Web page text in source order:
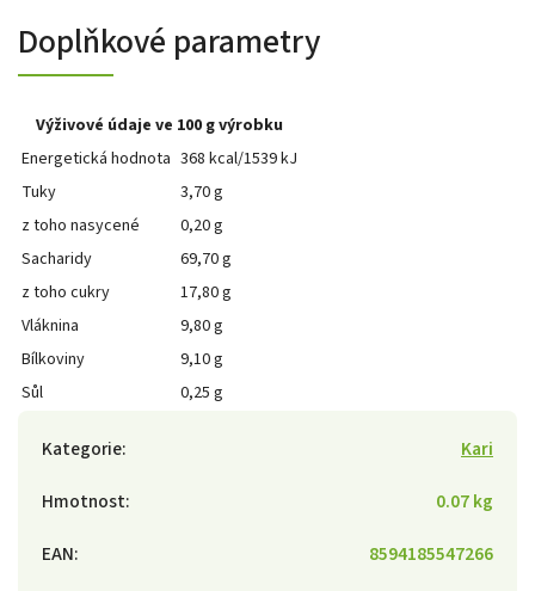
Doplňkové parametry
Výživové údaje ve 100 g výrobku
Energetická hodnota 368 kcal/1539 kJ
Tuky
3,70 g
z toho nasycené
0,20 g
Sacharidy
69,70 g
z toho cukry
17,80 g
Vláknina
9,80 g
Bílkoviny
9,10 g
Sůl
0,25 g
Kategorie:
Kari
Hmotnost:
0.07 kg
EAN:
8594185547266